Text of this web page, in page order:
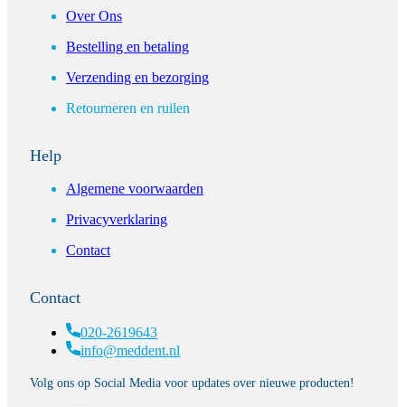
Over Ons
Bestelling en betaling
Verzending en bezorging
Retourneren en ruilen
Help
Algemene voorwaarden
Privacyverklaring
Contact
Contact
020-2619643
info@meddent.nl
Volg ons op Social Media voor updates over nieuwe producten!